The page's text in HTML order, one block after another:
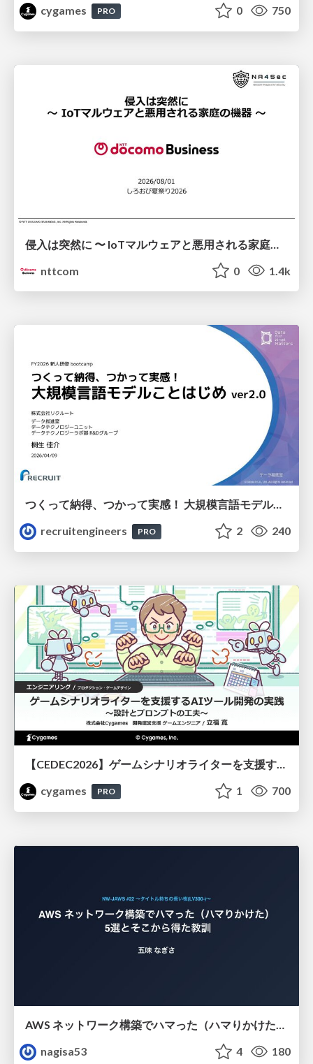
cygames
PRO 0 750
nttcom
0 1.4k
つくって納得、つかって実感！ 大規模言語モデルことはじめ ver2.0
recruitengineers
PRO 2 240
【CEDEC2026】ゲームシナリオライターを支援するAIツール開発の実践 ― 設計とプロンプトの工夫 ―
cygames
PRO 1 700
nagisa53
4 180